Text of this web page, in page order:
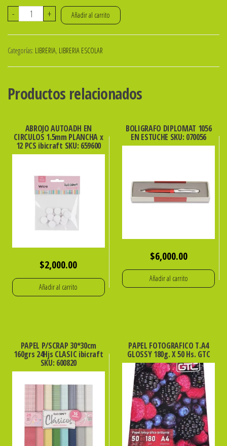
-
REPUESTO
BLANCO
NRO
X
Hs
MURESCO
cantidad
+ Añadir al carrito
Categorías: LIBRERIA, LIBRERIA ESCOLAR
Productos relacionados
ABROJO AUTOADH EN
CIRCULOS 1.5mm PLANCHA x
12 PCS ibicraft SKU: 659600
$2,000.00
Añadir al carrito
BOLIGRAFO DIPLOMAT 1056
EN ESTUCHE SKU: 070056
$6,000.00
Añadir al carrito
PAPEL P/SCRAP 30*30cm
160grs 24Hjs CLASIC ibicraft
SKU: 600820
PAPEL FOTOGRAFICO T.A4
GLOSSY 180g. X 50 Hs. GTC